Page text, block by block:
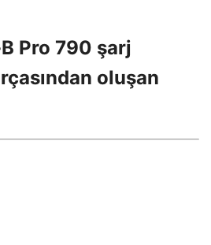
Pro 790 şarj
oluşan